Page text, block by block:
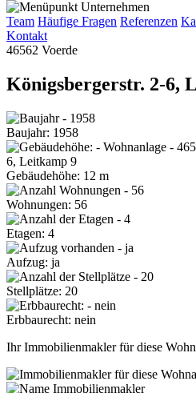
Team Häufige Fragen Referenzen
Kontakt
46562 Voerde
Königsbergerstr. 2-6,
Baujahr: 1958
Gebäudehöhe: 12 m
Wohnungen: 56
Etagen: 4
Aufzug: ja
Stellplätze: 20
Erbbaurecht: nein
Ihr Immobilienmakler für diese